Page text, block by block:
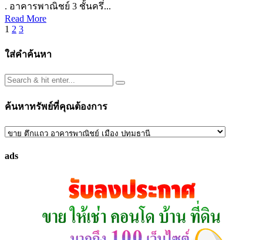
. อาคารพาณิชย์ 3 ชั้นครึ่...
Read More
Posts
pagination
1 2 3
ใส่คำค้นหา
ค้นหาทรัพย์ที่คุณต้องการ
ค้นหา
ที่
ads